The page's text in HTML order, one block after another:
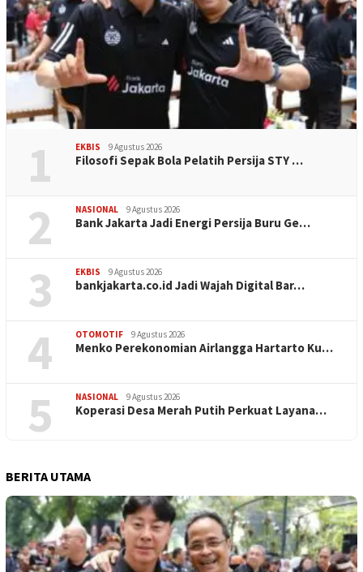
1 EKBIS 9 Agustus 2026
Filosofi Sepak Bola Pelatih Persija STY …
2 NASIONAL 9 Agustus 2026
Bank Jakarta Jadi Energi Persija Buru Ge…
3 EKBIS 9 Agustus 2026
bankjakarta.co.id Jadi Wajah Digital Bar…
4 OTOMOTIF 9 Agustus 2026
Menko Perekonomian Airlangga Hartarto Ku…
5 NASIONAL 9 Agustus 2026
Koperasi Desa Merah Putih Perkuat Layana…
BERITA UTAMA